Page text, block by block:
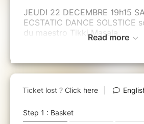
JEUDI 22 DECEMBRE 19h15
ECSTATIC DANCE SOLSTICE
du maestro Tikki Masala
intérieure*** puis
tous mes ressources et mes
au cours de cette porte étroite
Read more